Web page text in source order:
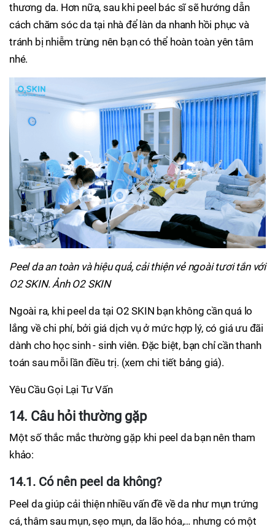
thương da. Hơn nữa, sau khi peel bác sĩ sẽ hướng dẫn
cách chăm sóc da tại nhà để làn da nhanh hồi phục và
tránh bị nhiễm trùng nên bạn có thể hoàn toàn yên tâm
nhé.
Peel da an toàn và hiệu quả, cải thiện vẻ ngoài tươi tắn với
O2 SKIN. Ảnh O2 SKIN
Ngoài ra, khi peel da tại O2 SKIN bạn không cần quá lo
lắng về chi phí, bởi giá dịch vụ ở mức hợp lý, có giá ưu đãi
dành cho học sinh - sinh viên. Đặc biệt, bạn chỉ cần thanh
toán sau mỗi lần điều trị. (xem chi tiết bảng giá).
Yêu Cầu Gọi Lại Tư Vấn
14. Câu hỏi thường gặp
Một số thắc mắc thường gặp khi peel da bạn nên tham
khảo:
14.1. Có nên peel da không?
Peel da giúp cải thiện nhiều vấn đề về da như mụn trứng
cá, thâm sau mụn, sẹo mụn, da lão hóa,… nhưng có một